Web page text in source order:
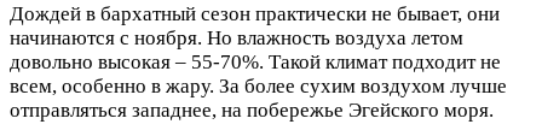
Дождей в бархатный сезон практически не бывает, они
начинаются с ноября. Но влажность воздуха летом
довольно высокая – 55-70%. Такой климат подходит не
всем, особенно в жару. За более сухим воздухом лучше
отправляться западнее, на побережье Эгейского моря.